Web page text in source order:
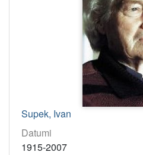
Supek, Ivan
Datumi
1915-2007